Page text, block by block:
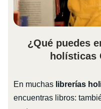
¿Qué puedes
holísticas
En muchas librerías
encuentras libros: